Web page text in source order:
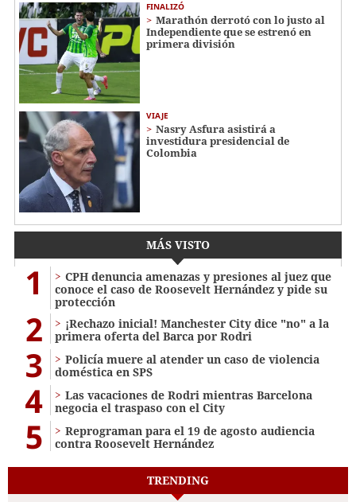
FINALIZÓ
Marathón derrotó con lo justo al
Independiente que se estrenó en
primera división
VIAJE
Nasry Asfura asistirá a
investidura presidencial de
Colombia
MÁS VISTO
1
CPH denuncia amenazas y presiones al juez que
conoce el caso de Roosevelt Hernández y pide su
protección
2
¡Rechazo inicial! Manchester City dice "no" a la
primera oferta del Barca por Rodri
3
Policía muere al atender un caso de violencia
doméstica en SPS
4
Las vacaciones de Rodri mientras Barcelona
negocia el traspaso con el City
5
Reprograman para el 19 de agosto audiencia
contra Roosevelt Hernández
TRENDING